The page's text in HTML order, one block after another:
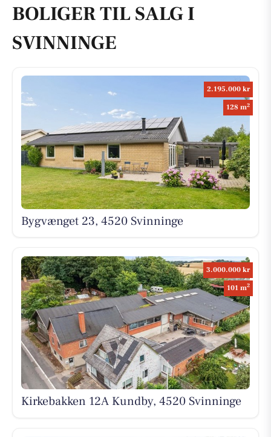
BOLIGER TIL SALG I
SVINNINGE
2.195.000 kr
128 m2
Bygvænget 23, 4520 Svinninge
3.000.000 kr
101 m2
Kirkebakken 12A Kundby, 4520 Svinninge